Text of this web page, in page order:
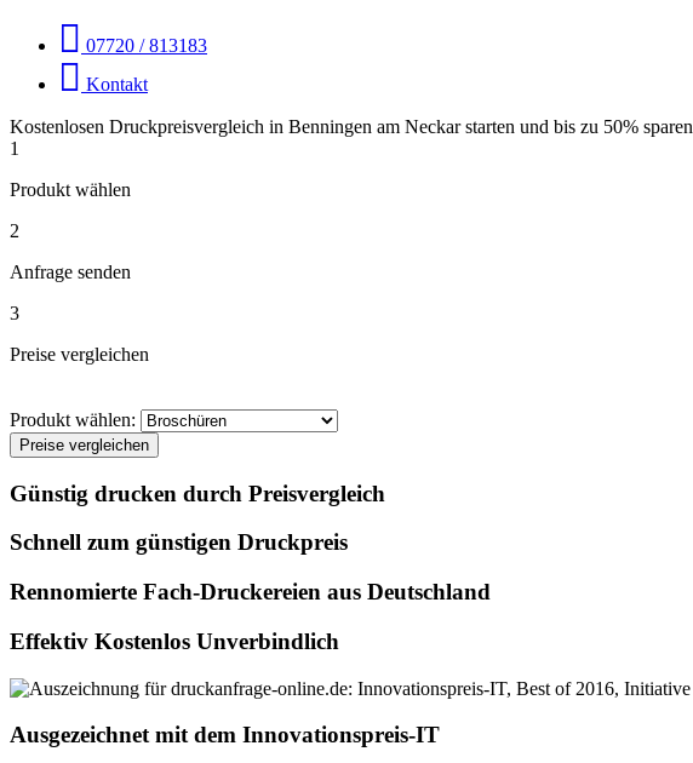
07720 / 813183
Kontakt
Kostenlosen Druckpreisvergleich in Benningen am Neckar starten und bis zu 50% sparen
1
Produkt wählen
2
Anfrage senden
3
Preise vergleichen
Produkt wählen:
Preise vergleichen
Günstig drucken durch Preisvergleich
Schnell zum günstigen Druckpreis
Rennomierte Fach-Druckereien aus Deutschland
Effektiv Kostenlos Unverbindlich
Ausgezeichnet mit dem Innovationspreis-IT